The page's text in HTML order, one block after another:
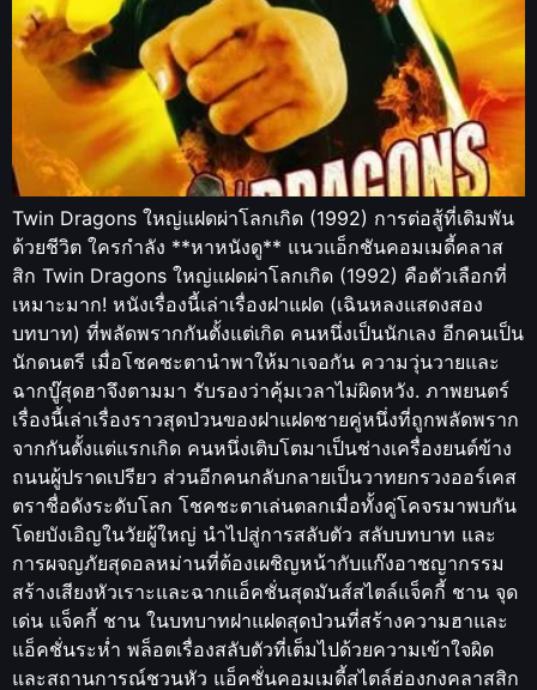
Twin Dragons ใหญ่แฝดผ่าโลกเกิด (1992) การต่อสู้ที่เดิมพัน
ด้วยชีวิต ใครกำลัง **หาหนังดู** แนวแอ็กชันคอมเมดี้คลาส
สิก Twin Dragons ใหญ่แฝดผ่าโลกเกิด (1992) คือตัวเลือกที่
เหมาะมาก! หนังเรื่องนี้เล่าเรื่องฝาแฝด (เฉินหลงแสดงสอง
บทบาท) ที่พลัดพรากกันตั้งแต่เกิด คนหนึ่งเป็นนักเลง อีกคนเป็น
นักดนตรี เมื่อโชคชะตานำพาให้มาเจอกัน ความวุ่นวายและ
ฉากบู๊สุดฮาจึงตามมา รับรองว่าคุ้มเวลาไม่ผิดหวัง. ภาพยนตร์
เรื่องนี้เล่าเรื่องราวสุดป่วนของฝาแฝดชายคู่หนึ่งที่ถูกพลัดพราก
จากกันตั้งแต่แรกเกิด คนหนึ่งเติบโตมาเป็นช่างเครื่องยนต์ข้าง
ถนนผู้ปราดเปรียว ส่วนอีกคนกลับกลายเป็นวาทยกรวงออร์เคส
ตราชื่อดังระดับโลก โชคชะตาเล่นตลกเมื่อทั้งคู่โคจรมาพบกัน
โดยบังเอิญในวัยผู้ใหญ่ นำไปสู่การสลับตัว สลับบทบาท และ
การผจญภัยสุดอลหม่านที่ต้องเผชิญหน้ากับแก๊งอาชญากรรม
สร้างเสียงหัวเราะและฉากแอ็คชั่นสุดมันส์สไตล์แจ็คกี้ ชาน จุด
เด่น แจ็คกี้ ชาน ในบทบาทฝาแฝดสุดป่วนที่สร้างความฮาและ
แอ็คชั่นระห่ำ พล็อตเรื่องสลับตัวที่เต็มไปด้วยความเข้าใจผิด
และสถานการณ์ชวนหัว แอ็คชั่นคอมเมดี้สไตล์ฮ่องกงคลาสสิก